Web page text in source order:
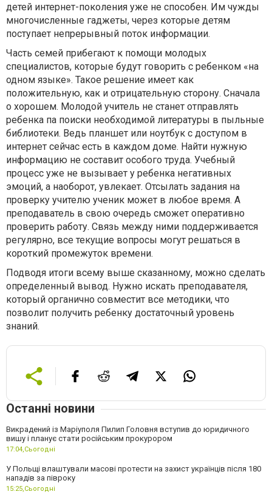
детей интернет-поколения уже не способен. Им чужды
многочисленные гаджеты, через которые детям
поступает непрерывный поток информации.
Часть семей прибегают к помощи молодых
специалистов, которые будут говорить с ребенком «на
одном языке». Такое решение имеет как
положительную, как и отрицательную сторону. Сначала
о хорошем. Молодой учитель не станет отправлять
ребенка па поиски необходимой литературы в пыльные
библиотеки. Ведь планшет или ноутбук с доступом в
интернет сейчас есть в каждом доме. Найти нужную
информацию не составит особого труда. Учебный
процесс уже не вызывает у ребенка негативных
эмоций, а наоборот, увлекает. Отсылать задания на
проверку учителю ученик может в любое время. А
преподаватель в свою очередь сможет оперативно
проверить работу. Связь между ними поддерживается
регулярно, все текущие вопросы могут решаться в
короткий промежуток времени.
Подводя итоги всему выше сказанному, можно сделать
определенный вывод. Нужно искать преподавателя,
который органично совместит все методики, что
позволит получить ребенку достаточный уровень
знаний.
Останні новини
Викрадений із Маріуполя Пилип Головня вступив до юридичного
вишу і планує стати російським прокурором
17:04,Сьогодні
У Польщі влаштували масові протести на захист українців після 180
нападів за півроку
15:25,Сьогодні